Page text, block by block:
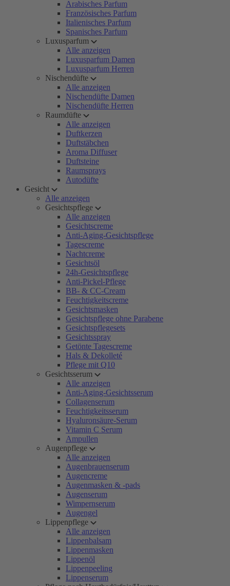
Arabisches Parfum
Französisches Parfum
Italienisches Parfum
Spanisches Parfum
Luxusparfum
Alle anzeigen
Luxusparfum Damen
Luxusparfum Herren
Nischendüfte
Alle anzeigen
Nischendüfte Damen
Nischendüfte Herren
Raumdüfte
Alle anzeigen
Duftkerzen
Duftstäbchen
Aroma Diffuser
Duftsteine
Raumsprays
Autodüfte
Gesicht
Alle anzeigen
Gesichtspflege
Alle anzeigen
Gesichtscreme
Anti-Aging-Gesichtspflege
Tagescreme
Nachtcreme
Gesichtsöl
24h-Gesichtspflege
Anti-Pickel-Pflege
BB- & CC-Cream
Feuchtigkeitscreme
Gesichtsmasken
Gesichtspflege ohne Parabene
Gesichtspflegesets
Gesichtsspray
Getönte Tagescreme
Hals & Dekolleté
Pflege mit Q10
Gesichtsserum
Alle anzeigen
Anti-Aging-Gesichtsserum
Collagenserum
Feuchtigkeitsserum
Hyaluronsäure-Serum
Vitamin C Serum
Ampullen
Augenpflege
Alle anzeigen
Augenbrauenserum
Augencreme
Augenmasken & -pads
Augenserum
Wimpernserum
Augengel
Lippenpflege
Alle anzeigen
Lippenbalsam
Lippenmasken
Lippenöl
Lippenpeeling
Lippenserum